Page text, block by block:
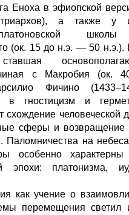
Еноха в эфиопской
а также у
школы
(ок. 15 до н.э. — 50 н.э.).
ставшая
с Макробия (ок.
Фичино
в гностицизм и
схождение человеческой
сферы и
Паломничества на
особенно
эпохи: платонизма,
как учение о
перемещения светил